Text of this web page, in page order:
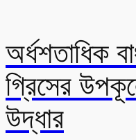
অর্ধশতাধিক
গ্রিসের
উদ্ধার